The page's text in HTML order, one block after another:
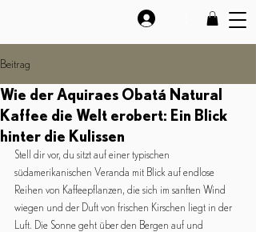
Beitrag
Wie der Aquiraes Obatá Natural
Kaffee die Welt erobert: Ein Blick
hinter die Kulissen
Stell dir vor, du sitzt auf einer typischen
südamerikanischen Veranda mit Blick auf endlose
Reihen von Kaffeepflanzen, die sich im sanften Wind
wiegen und der Duft von frischen Kirschen liegt in der
Luft. Die Sonne geht über den Bergen auf und